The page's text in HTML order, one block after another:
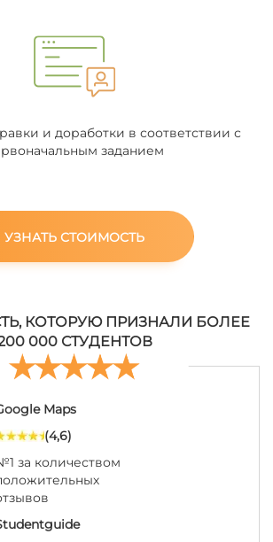
и доработки в соответствии с
заданием
УЗНАТЬ СТОИМОСТЬ
КОТОРУЮ ПРИЗНАЛИ БОЛЕЕ
000 СТУДЕНТОВ
Maps
(4,6)
за количеством